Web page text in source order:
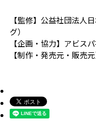
【監修】公益社団法人
グ）
【企画・協力】アビス
【制作・発売元・販売